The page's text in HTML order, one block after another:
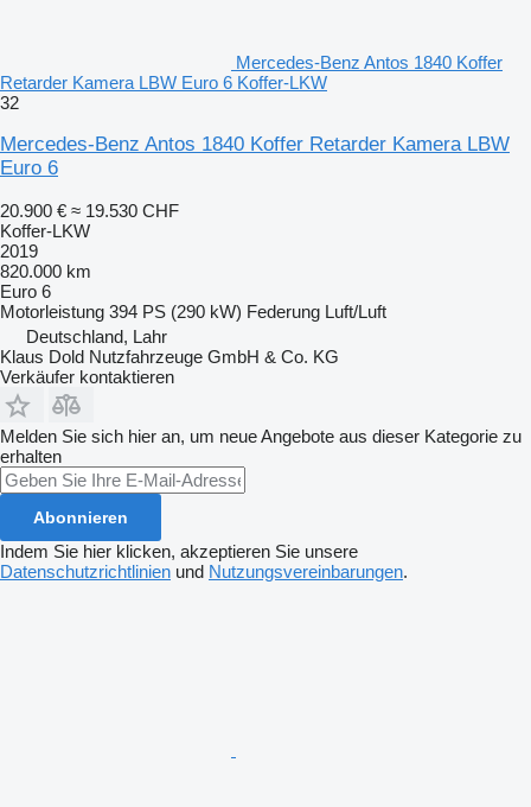
Mercedes-Benz Antos 1840 Koffer
Retarder Kamera LBW Euro 6 Koffer-LKW
32
Mercedes-Benz Antos 1840 Koffer Retarder Kamera LBW
Euro 6
20.900 € ≈ 19.530 CHF
Koffer-LKW
2019
820.000 km
Euro 6
Motorleistung 394 PS (290 kW) Federung Luft/Luft
Deutschland, Lahr
Klaus Dold Nutzfahrzeuge GmbH & Co. KG
Verkäufer kontaktieren
Melden Sie sich hier an, um neue Angebote aus dieser Kategorie zu
erhalten
Abonnieren
Indem Sie hier klicken, akzeptieren Sie unsere
Datenschutzrichtlinien und Nutzungsvereinbarungen.